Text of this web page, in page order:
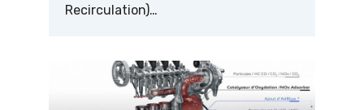
Recirculation)…